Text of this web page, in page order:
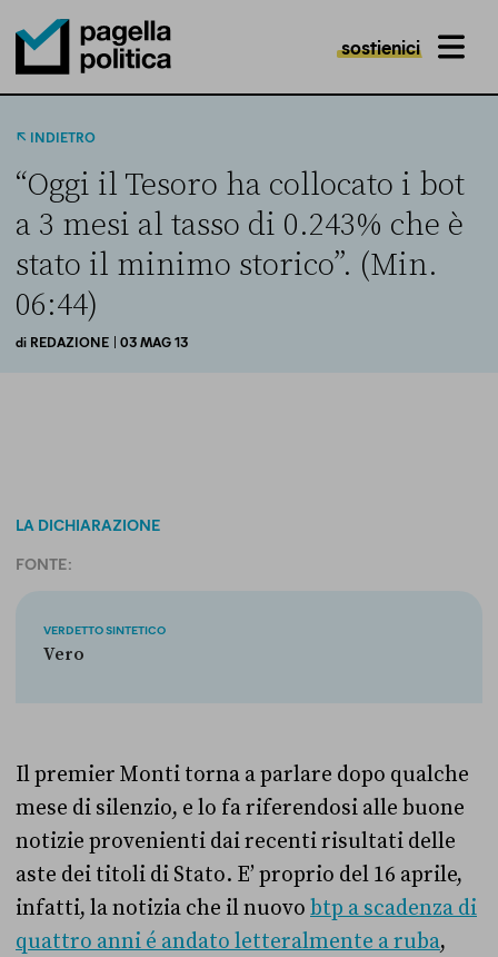
Pagella Politica Logo
sostienici MENU
INDIETRO
“Oggi il Tesoro ha collocato i bot
a 3 mesi al tasso di 0.243% che è
stato il minimo storico”. (Min.
06:44)
di REDAZIONE | 03 MAG 13
LA DICHIARAZIONE
FONTE:
VERDETTO SINTETICO
Vero
Il premier Monti torna a parlare dopo qualche
mese di silenzio, e lo fa riferendosi alle buone
notizie provenienti dai recenti risultati delle
aste dei titoli di Stato. E’ proprio del 16 aprile,
infatti, la notizia che il nuovo btp a scadenza di
quattro anni é andato letteralmente a ruba,